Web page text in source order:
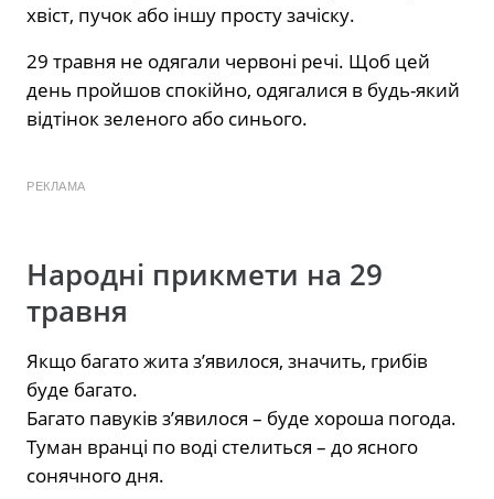
хвіст, пучок або іншу просту зачіску.
29 травня не одягали червоні речі. Щоб цей
день пройшов спокійно, одягалися в будь-який
відтінок зеленого або синього.
РЕКЛАМА
Народні прикмети на 29
травня
Якщо багато жита з’явилося, значить, грибів
буде багато.
Багато павуків з’явилося – буде хороша погода.
Туман вранці по воді стелиться – до ясного
сонячного дня.